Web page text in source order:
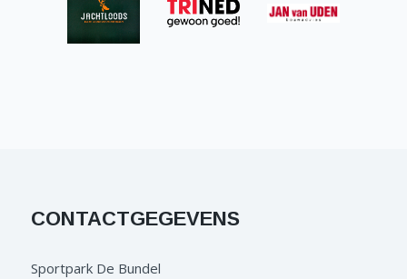
CONTACTGEGEVENS
Sportpark De Bundel